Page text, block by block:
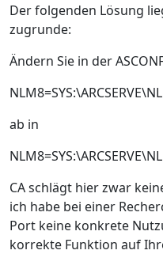
Der folgenden Lösung
zugrunde:
Ändern Sie in der
ab in
CA schlägt hier zwar
ich habe bei einer
Port keine konkrete
korrekte Funktion auf